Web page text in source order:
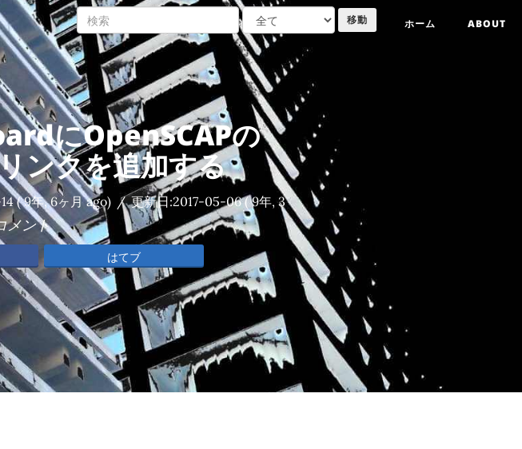
ホーム ABOUT
にOpenSCAPの
ンクを追加する
( 9年, 6ヶ月 ago) / 更新日:2017-05-06( 9年, 3
メント
はてブ